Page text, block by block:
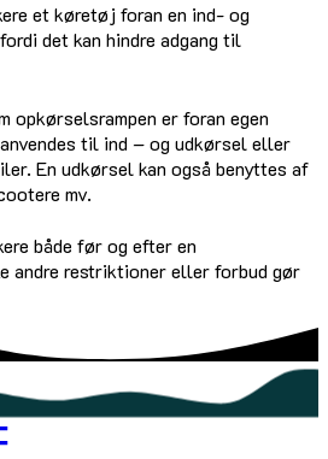
et køretøj foran en ind- og
det kan hindre adgang til
opkørselsrampen er foran egen
til ind – og udkørsel eller
En udkørsel kan også benyttes af
mv.
både før og efter en
andre restriktioner eller forbud gør